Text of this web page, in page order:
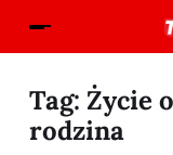
Tag: Życie
rodzina